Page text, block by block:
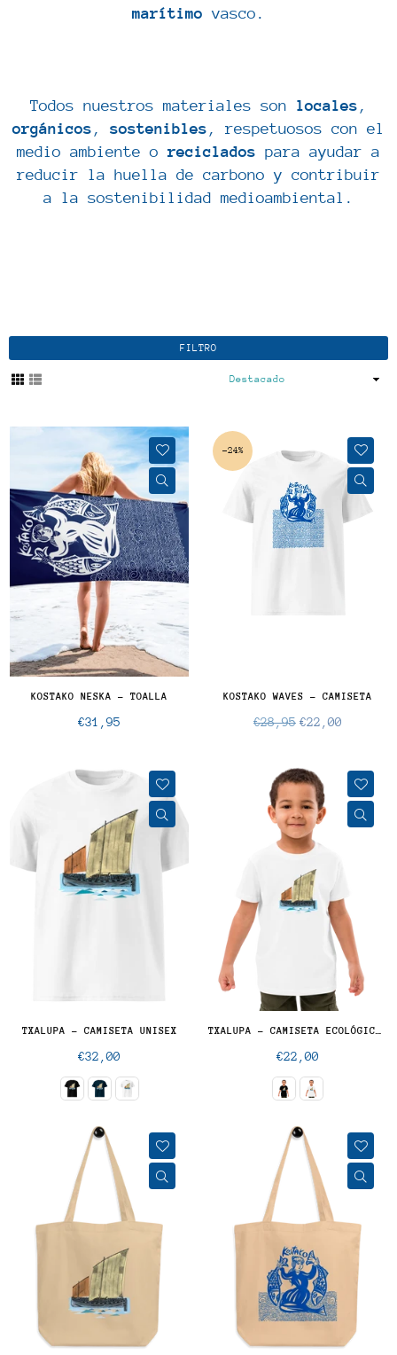
marítimo vasco.
Todos nuestros materiales son locales ,
orgánicos , sostenibles , respetuosos con el
medio ambiente o reciclados para ayudar a
reducir la huella de carbono y contribuir
a la sostenibilidad medioambiental.
FILTRO
Ordenar
KOSTAKO NESKA - TOALLA
Precio
€31,95
-24%
KOSTAKO WAVES - CAMISETA
Precio
€28,95 €22,00
TXALUPA - CAMISETA UNISEX
Precio
€32,00
TXALUPA - CAMISETA ECOLÓGICA PARA NIÑOS
Precio
€22,00